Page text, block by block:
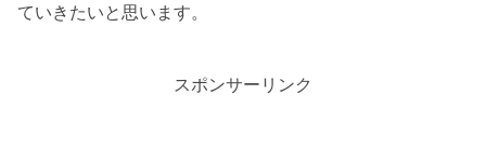
ていきたいと思います。
スポンサーリンク